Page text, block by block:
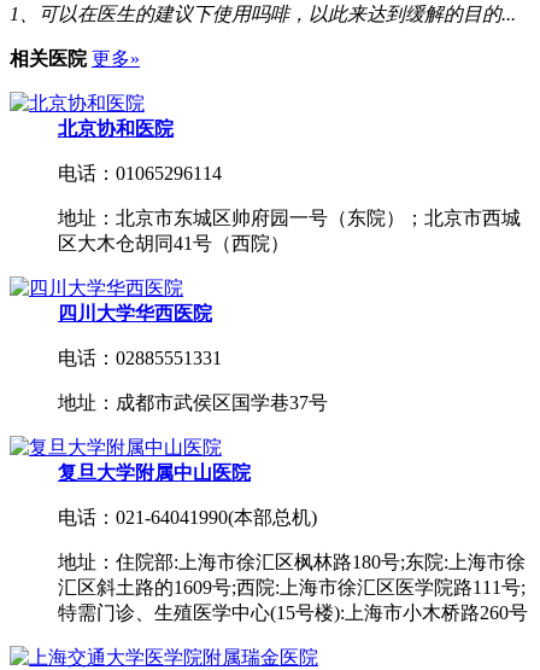
1、可以在医生的建议下使用吗啡，以此来达到缓解的目的...
相关医院 更多»
北京协和医院
电话：01065296114
地址：北京市东城区帅府园一号（东院）；北京市西城
区大木仓胡同41号（西院）
四川大学华西医院
电话：02885551331
地址：成都市武侯区国学巷37号
复旦大学附属中山医院
电话：021-64041990(本部总机)
地址：住院部:上海市徐汇区枫林路180号;东院:上海市徐
汇区斜土路的1609号;西院:上海市徐汇区医学院路111号;
特需门诊、生殖医学中心(15号楼):上海市小木桥路260号